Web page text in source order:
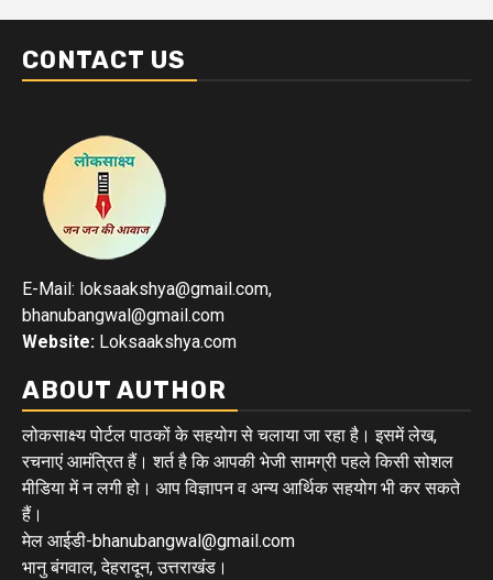
CONTACT US
E-Mail: loksaakshya@gmail.com,
bhanubangwal@gmail.com
Website: Loksaakshya.com
ABOUT AUTHOR
लोकसाक्ष्य पोर्टल पाठकों के सहयोग से चलाया जा रहा है। इसमें लेख,
रचनाएं आमंत्रित हैं। शर्त है कि आपकी भेजी सामग्री पहले किसी सोशल
मीडिया में न लगी हो। आप विज्ञापन व अन्य आर्थिक सहयोग भी कर सकते
हैं।
मेल आईडी-bhanubangwal@gmail.com
भानु बंगवाल, देहरादून, उत्तराखंड।